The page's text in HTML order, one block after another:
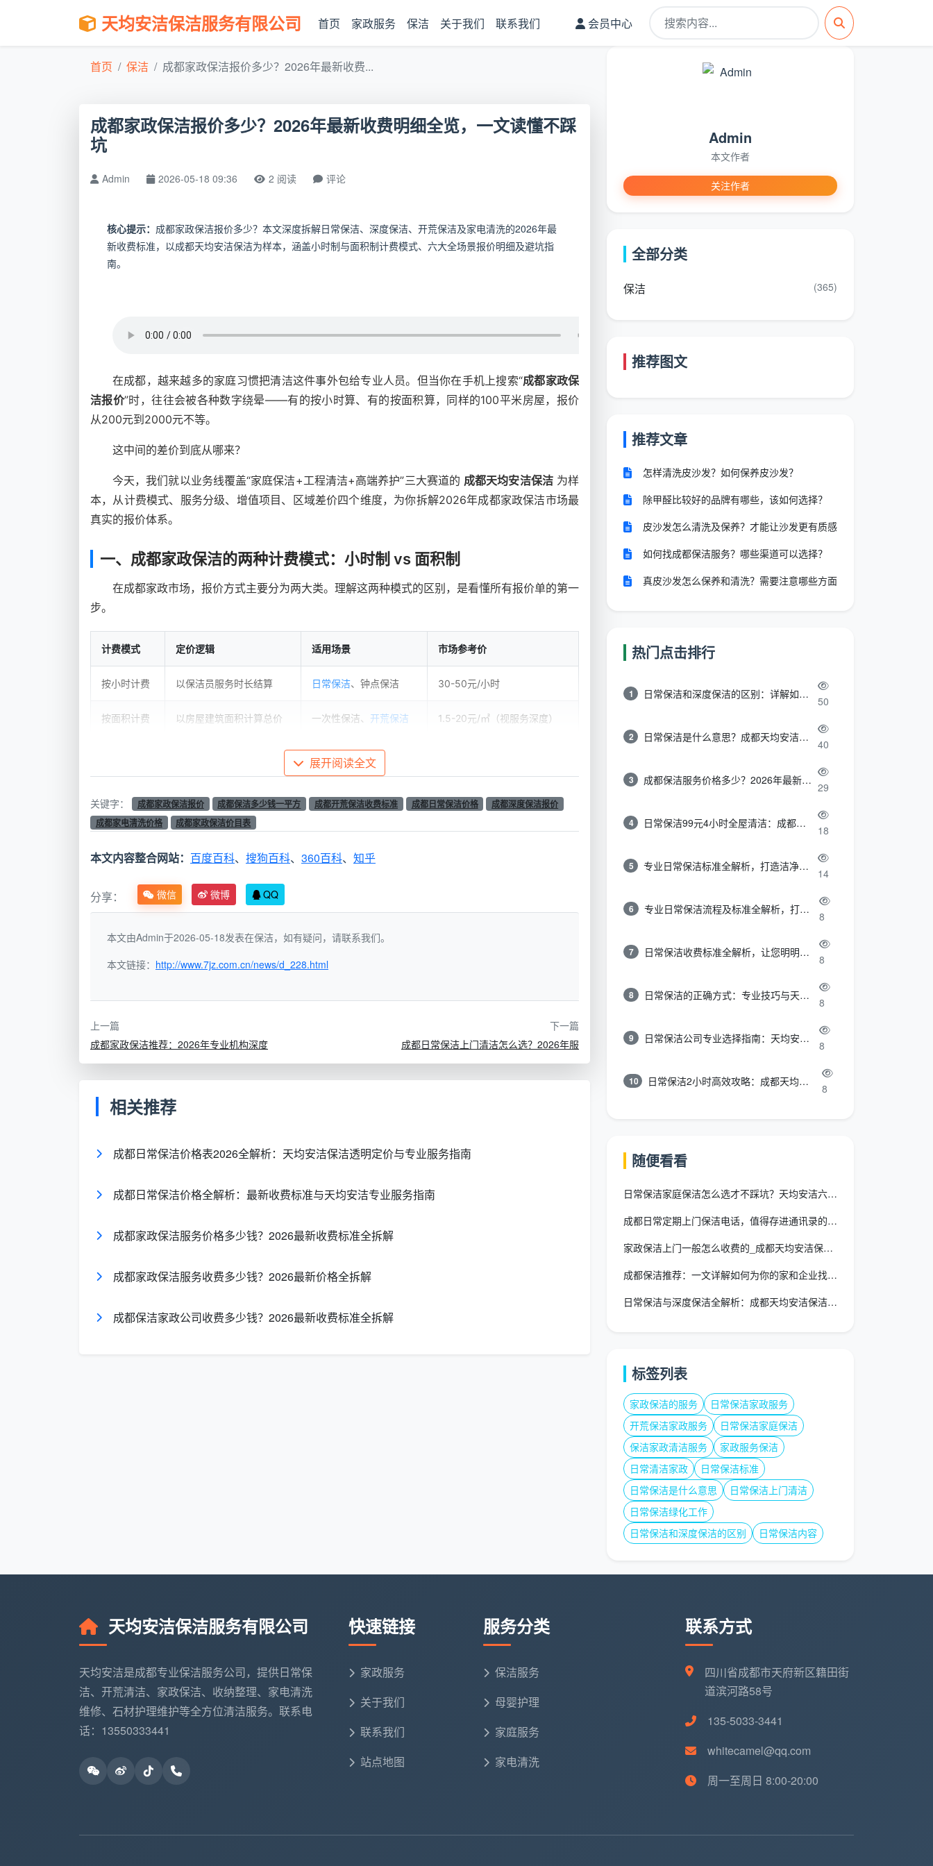
天均安洁保洁服务有限公司 首页 家政服务 保洁 关于我们 联系我们 会员中心
首页 保洁 成都家政保洁报价多少？2026年最新收费...
成都家政保洁报价多少？2026年最新收费明细全览，一文读懂不踩
坑
Admin 2026-05-18 09:36 2 阅读 评论
核心提示： 成都家政保洁报价多少？本文深度拆解日常保洁、深度保洁、开荒保洁及家电清洗的2026年最
新收费标准，以成都天均安洁保洁为样本，涵盖小时制与面积制计费模式、六大全场景报价明细及避坑指
南。
在成都，越来越多的家庭习惯把清洁这件事外包给专业人员。但当你在手机上搜索“成都家政保
洁报价”时，往往会被各种数字绕晕——有的按小时算、有的按面积算，同样的100平米房屋，报价
从200元到2000元不等。
这中间的差价到底从哪来？
今天，我们就以业务线覆盖“家庭保洁+工程清洁+高端养护”三大赛道的 成都天均安洁保洁为样
本，从计费模式、服务分级、增值项目、区域差价四个维度，为你拆解2026年成都家政保洁市场最
真实的报价体系。
一、成都家政保洁的两种计费模式：小时制 vs 面积制
在成都家政市场，报价方式主要分为两大类。理解这两种模式的区别，是看懂所有报价单的第一
步。
计费模式 定价逻辑 适用场景 市场参考价
按小时计费 以保洁员服务时长结算 日常保洁、钟点保洁 30-50元/小时
按面积计费 以房屋建筑面积计算总价 一次性保洁、 开荒保洁 1.5-20元/㎡（视服务深度）
按小时计费更适合家中日常维持较好、只需查漏补缺的用户。有数据显示，家政保洁如果按时间
收费，一般30-40元一小时，100平米通常需要4小时。而按面积计费则更适合久未打扫或刚装修完
毕、需要全面清理的房屋，一次性保洁约1.5-3元/㎡，刚装修的首次保洁约5-6元/㎡。
除这两种常见方式外，成都天均安洁保洁等正规公司还提供包月保洁套餐。包月套餐折算下来
的单次费用通常比临时约单便宜15%-25%，适合对卫生维持度有持续要求的家庭。
小贴士：选择计费模式前，先判断房屋的脏污程度。日常维护选小时制更经济，久未打
扫或装修后选面积制更划算。
二、五大服务类型的报价明细总览
“成都家政保洁报价”这个问题的答案，第一变量就是服务类型。以下我们用一张表看懂不同服务
类别的核心报价区间：
服务类型 计费方式 主流价格区间 100㎡估算费用
日常保洁
开荒保洁（简开荒） 面积计费 3-6元/㎡
开荒保洁（精开荒） 面积计费 6-12元/㎡
家电清洗 项目计费 50-300元/台（视品类）
3小时 约129元 50-90㎡ 上述+物品整理
4小时 约159元 90-130㎡ 全屋基础清洁
日常保洁服务内容一般覆盖厨房台面、卫生间、家具柜子表面、地面清洁和物品整理，适用于定
期打扫的房间。
3.2 不同城区的小时报价浮动
区域类型 小时报价参考 说明
展开阅读全文
关键字： 成都家政保洁报价 成都保洁多少钱一平方 成都开荒保洁收费标准 成都日常保洁价格
成都深度保洁报价
成都家电清洗价格
成都家政保洁价目表
本文内容整合网站： 百度百科、 搜狗百科、 360百科、 知乎
分享： 微信 微博 QQ
本文由Admin于2026-05-18发表在保洁，如有疑问，请联系我们。
本文链接： http://www.7jz.com.cn/news/d_228.html
上一篇
成都家政保洁推荐：2026年专业机构深度
下一篇
成都日常保洁上门清洁怎么选？2026年服
相关推荐
成都日常保洁价格表2026全解析：天均安洁保洁透明定价与专业服务指南
成都日常保洁价格全解析：最新收费标准与天均安洁专业服务指南
成都家政保洁服务价格多少钱？2026最新收费标准全拆解
成都家政保洁服务收费多少钱？2026最新价格全拆解
成都保洁家政公司收费多少钱？2026最新收费标准全拆解
Admin
本文作者
关注作者
全部分类
保洁 (365)
推荐图文
推荐文章
怎样清洗皮沙发？如何保养皮沙发？
除甲醛比较好的品牌有哪些，该如何选择？
皮沙发怎么清洗及保养？才能让沙发更有质感
如何找成都保洁服务？哪些渠道可以选择？
真皮沙发怎么保养和清洗？需要注意哪些方面
热门点击排行
1 日常保洁和深度保洁的区别：详解如何选择最适合的清洁服务
50
2 日常保洁是什么意思？成都天均安洁带你快速区分“日常vs深度vs开荒”
40
3 成都保洁服务价格多少？2026年最新报价表来了，这一篇看透所有费用
29
4 日常保洁99元4小时全屋清洁：成都天均安洁保洁超值服务全解析
18
5 专业日常保洁标准全解析，打造洁净舒适生活空间
14
6 专业日常保洁流程及标准全解析，打造洁净舒适环境
8
7 日常保洁收费标准全解析，让您明明白白消费
8
8 日常保洁的正确方式：专业技巧与天均安洁保洁服务全解析
8
9 日常保洁公司专业选择指南：天均安洁保洁服务全解析
8
10 日常保洁2小时高效攻略：成都天均安洁保洁专业时间管理方案
8
随便看看
日常保洁家庭保洁怎么选才不踩坑？天均安洁六区标准+收费透明一
成都日常定期上门保洁电话，值得存进通讯录的不是号码，而是这三
家政保洁上门一般怎么收费的_成都天均安洁保洁2026收费标准
成都保洁推荐：一文详解如何为你的家和企业找到安心搭档
日常保洁与深度保洁全解析：成都天均安洁保洁专业指南
标签列表
家政保洁的服务
日常保洁家政服务
开荒保洁家政服务
日常保洁家庭保洁
保洁家政清洁服务
家政服务保洁
日常清洁家政
日常保洁标准
日常保洁是什么意思
日常保洁上门清洁
日常保洁绿化工作
日常保洁和深度保洁的区别
日常保洁内容
天均安洁保洁服务有限公司
天均安洁是成都专业保洁服务公司，提供日常保
洁、开荒清洁、家政保洁、收纳整理、家电清洗
维修、石材护理维护等全方位清洁服务。联系电
话：13550333441
快速链接
家政服务
关于我们
联系我们
站点地图
服务分类
保洁服务
母婴护理
家庭服务
家电清洗
联系方式
四川省成都市天府新区籍田街
道滨河路58号
135-5033-3441
whitecamel@qq.com
周一至周日 8:00-20:00